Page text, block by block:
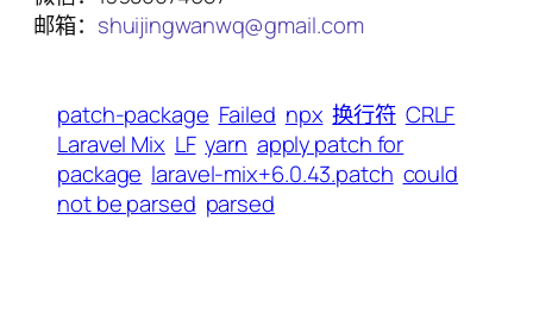
邮箱： shuijingwanwq@gmail.com
patch-package Failed npx 换行符 CRLF
Laravel Mix LF yarn apply patch for
package laravel-mix+6.0.43.patch could
not be parsed parsed